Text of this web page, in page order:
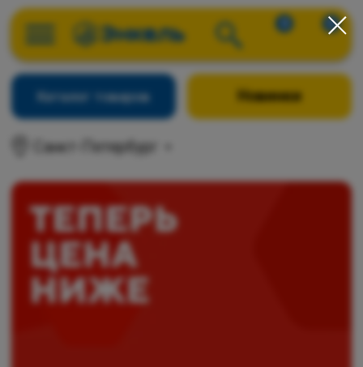
Каталог товаров Новинки
Санкт-Петербург